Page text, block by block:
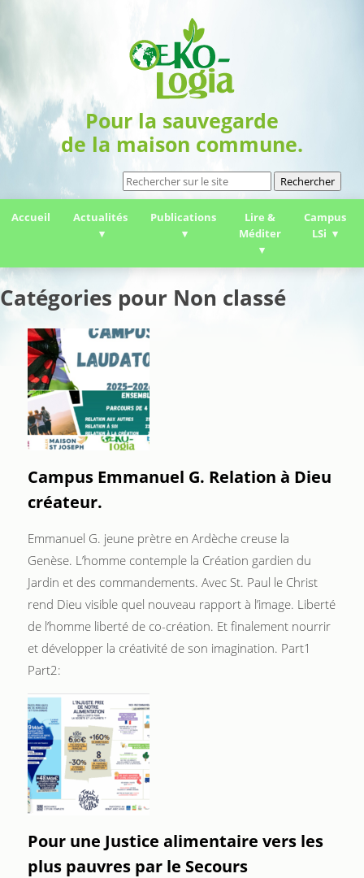
Pour la sauvegarde
de la maison commune.
Rechercher
Accueil Actualités Publications
Lire &
Méditer
Campus
LSi
Catégories pour Non classé
Campus Emmanuel G. Relation à Dieu
créateur.
Emmanuel G. jeune prètre en Ardèche creuse la
Genèse. L’homme contemple la Création gardien du
Jardin et des commandements. Avec St. Paul le Christ
rend Dieu visible quel nouveau rapport à l’image. Liberté
de l’homme liberté de co-création. Et finalement nourrir
et développer la créativité de son imagination. Part1
Part2:
Pour une Justice alimentaire vers les
plus pauvres par le Secours